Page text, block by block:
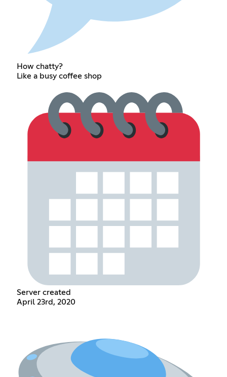
How chatty?
Like a busy coffee shop
Server created
April 23rd, 2020